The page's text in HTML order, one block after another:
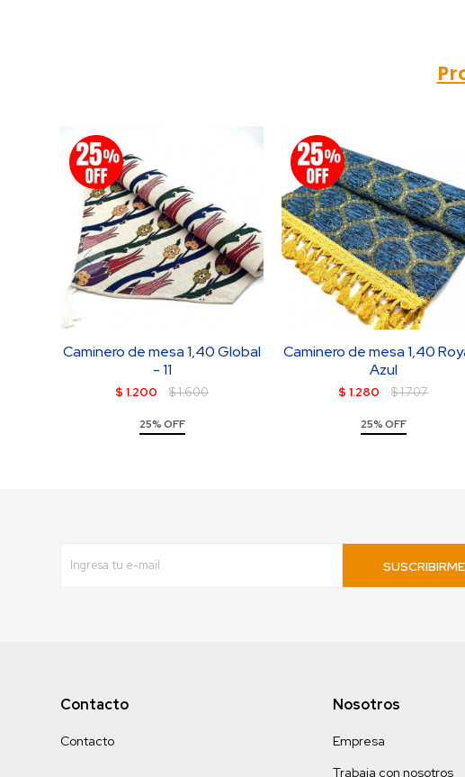
Caminero de mesa 1,40 Global
- 11
$ 1.200 $1.600
25% OFF
Caminero de mesa 1,40
Azul
$ 1.280 $1.707
25% OFF
SUSCRIBIRME
Contacto
Contacto
Nosotros
Empresa
Trabaja con nosotros